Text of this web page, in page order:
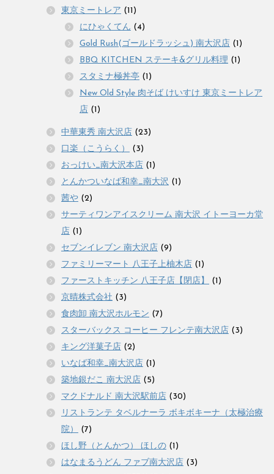
東京ミートレア (11)
にひゃくてん (4)
Gold Rush(ゴールドラッシュ) 南大沢店 (1)
BBQ KITCHEN ステーキ&グリル料理 (1)
スタミナ極丼亭 (1)
New Old Style 肉そば けいすけ 東京ミートレア
店 (1)
中華東秀 南大沢店 (23)
口楽（こうらく）
(3)
おっけい_南大沢本店 (1)
とんかついなば和幸_南大沢 (1)
茜や (2)
サーティワンアイスクリーム 南大沢 イトーヨーカ堂
店 (1)
セブンイレブン 南大沢店 (9)
ファミリーマート 八王子上柚木店 (1)
ファーストキッチン 八王子店【閉店】
(1)
京晴株式会社 (3)
食肉卸 南大沢ホルモン (7)
スターバックス コーヒー フレンテ南大沢店 (3)
キング洋菓子店 (2)
いなば和幸_南大沢店 (1)
築地銀だこ 南大沢店 (5)
マクドナルド 南大沢駅前店 (30)
リストランテ タベルナーラ ボキボキーナ（太極治療
院）
(7)
ほし野（とんかつ） ほしの (1)
はなまるうどん ファブ南大沢店 (3)